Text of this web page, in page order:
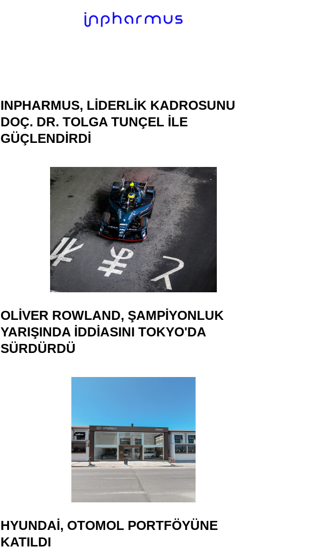
INPHARMUS, LIDERLIK KADROSUNU
DOÇ. DR. TOLGA TUNÇEL ILE
GÜÇLENDIRDI
OLIVER ROWLAND, ŞAMPIYONLUK
YARIŞINDA IDDIASINI TOKYO'DA
SÜRDÜRDÜ
HYUNDAI, OTOMOL PORTFÖYÜNE
KATILDI